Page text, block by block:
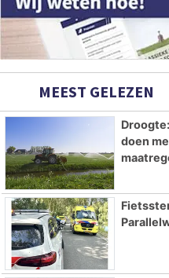
MEEST GELEZEN
doen